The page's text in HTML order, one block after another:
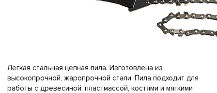
Легкая стальная цепная пила. Изготовлена из
высокопрочной, жаропрочной стали. Пила подходит для
работы с древесиной, пластмассой, костями и мягкими